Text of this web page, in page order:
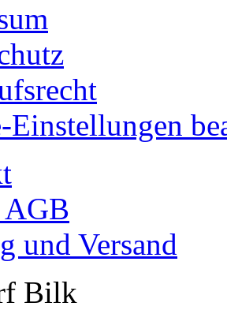
Einstellungen
AGB
und Versand
Bilk